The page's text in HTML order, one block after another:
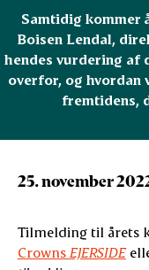
Samtidig kommer
Boisen Lendal,
hendes vurdering af
overfor, og hvordan
fremtidens,
25. november
Tilmelding til årets
Crowns EJERSIDE